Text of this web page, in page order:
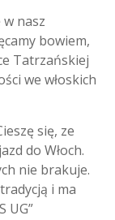
nasz
bowiem,
Tatrzańskiej
we włoskich
się, ze
do Włoch.
nie brakuje.
i ma
UG”